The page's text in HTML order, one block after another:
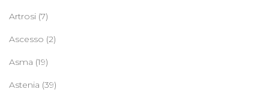
Artrosi (7)
Ascesso (2)
Asma (19)
Astenia (39)